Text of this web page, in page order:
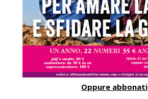
Oppure abbonati